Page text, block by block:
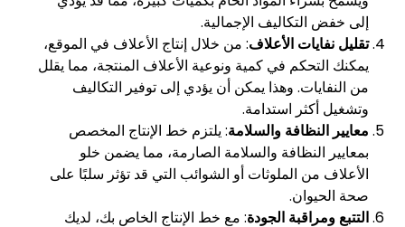
إلى خفض التكاليف الإجمالية.
تقليل نفايات الأعلاف: من خلال إنتاج الأعلاف في الموقع،
يمكنك التحكم في كمية ونوعية الأعلاف المنتجة، مما يقلل
من النفايات. وهذا يمكن أن يؤدي إلى توفير التكاليف
وتشغيل أكثر استدامة.
معايير النظافة والسلامة: يلتزم خط الإنتاج المخصص
بمعايير النظافة والسلامة الصارمة، مما يضمن خلو
الأعلاف من الملوثات أو الشوائب التي قد تؤثر سلبًا على
صحة الحيوان.
التتبع ومراقبة الجودة: مع خط الإنتاج الخاص بك، لديك